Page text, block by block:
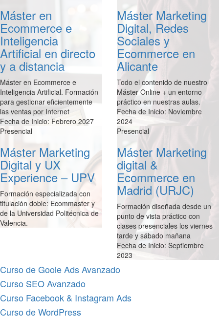
Máster en
Ecommerce e
Inteligencia
Artificial en directo
y a distancia
Máster en Ecommerce e
Inteligencia Artificial. Formación
para gestionar eficientemente
las ventas por Internet
Fecha de Inicio: Febrero 2027
Máster Marketing
Digital, Redes
Sociales y
Ecommerce en
Alicante
Todo el contenido de nuestro
Máster Online + un entorno
práctico en nuestras aulas.
Fecha de Inicio: Noviembre
2024
Presencial
Máster Marketing
Digital y UX
Experience – UPV
Formación especializada con
titulación doble: Ecommaster y
de la Universidad Politécnica de
Valencia.
Presencial
Máster Marketing
digital &
Ecommerce en
Madrid (URJC)
Formación diseñada desde un
punto de vista práctico con
clases presenciales los viernes
tarde y sábado mañana
Fecha de Inicio: Septiembre
2023
Curso de Goole Ads Avanzado
Curso SEO Avanzado
Curso Facebook & Instagram Ads
Curso de WordPress